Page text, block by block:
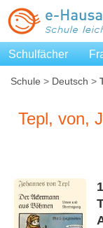
Schulfächer
Schule > Deutsch >
Tepl, von,
1